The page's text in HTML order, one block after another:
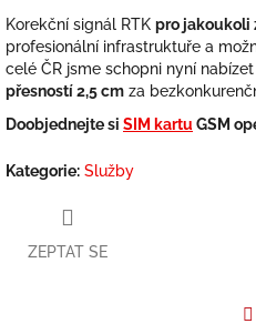
Korekční signál RTK pro jakoukoli
profesionální infrastruktuře a
celé ČR jsme schopni nyní
přesností 2,5 cm za
Doobjednejte si SIM kartuGSM
Kategorie: Služby
ZEPTAT SE